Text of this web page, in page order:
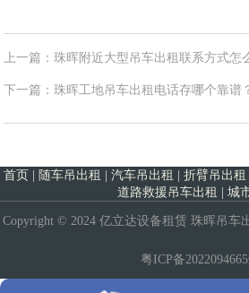
上一篇：珠晖附近大型吊车出租联系方式怎
下一篇：珠晖工地吊车出租电话存哪个靠谱
首页 | 随车吊出租 | 汽车吊出租 | 折臂吊出租
道路救援吊车出租 | 城
Copyright © 2024 亿立达设备租赁 珠晖吊车
粤ICP备